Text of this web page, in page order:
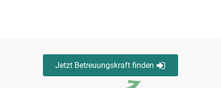
Jetzt Betreuungskraft finden